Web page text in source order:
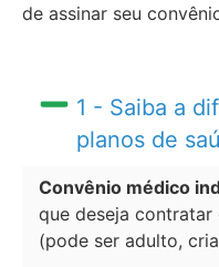
de assinar seu
1 - Saiba a
planos de
Convênio médico
que deseja contratar
(pode ser adulto,